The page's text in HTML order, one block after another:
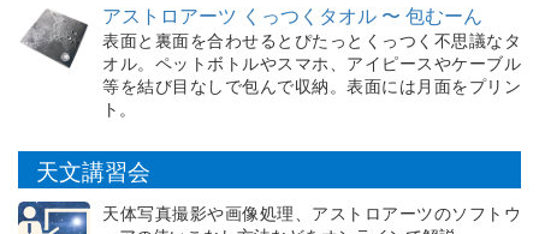
アストロアーツ くっつくタオル 〜 包むーん
表面と裏面を合わせるとぴたっとくっつく不思議なタ
オル。ペットボトルやスマホ、アイピースやケーブル
等を結び目なしで包んで収納。表面には月面をプリン
ト。
天文講習会
天体写真撮影や画像処理、アストロアーツのソフトウ